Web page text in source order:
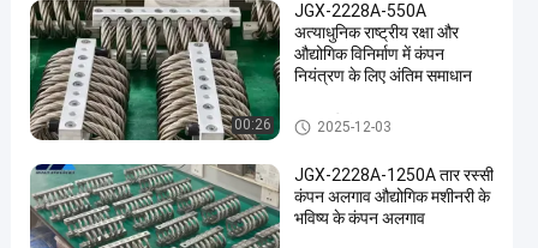
स्थापना
और
रखरखाव
तार रस्सी
कंपन
अलगाव
04-04
विचार
साझा करना
#
00:26
JGX-2228A-550A
अत्याधुनिक राष्ट्रीय रक्षा और
औद्योगिक विनिर्माण में कंपन
नियंत्रण के लिए अंतिम समाधान
तार रस्सी कंपन अलगाव
2025-12-03
JGX-2228A-1250A तार रस्सी
कंपन अलगाव औद्योगिक मशीनरी के
भविष्य के कंपन अलगाव